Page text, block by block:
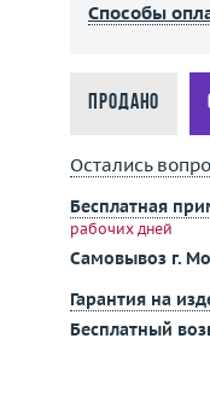
Способы
Продано
Остались
Бесплатная
рабочих дней
Самовывоз г.
Гарантия на
Бесплатный